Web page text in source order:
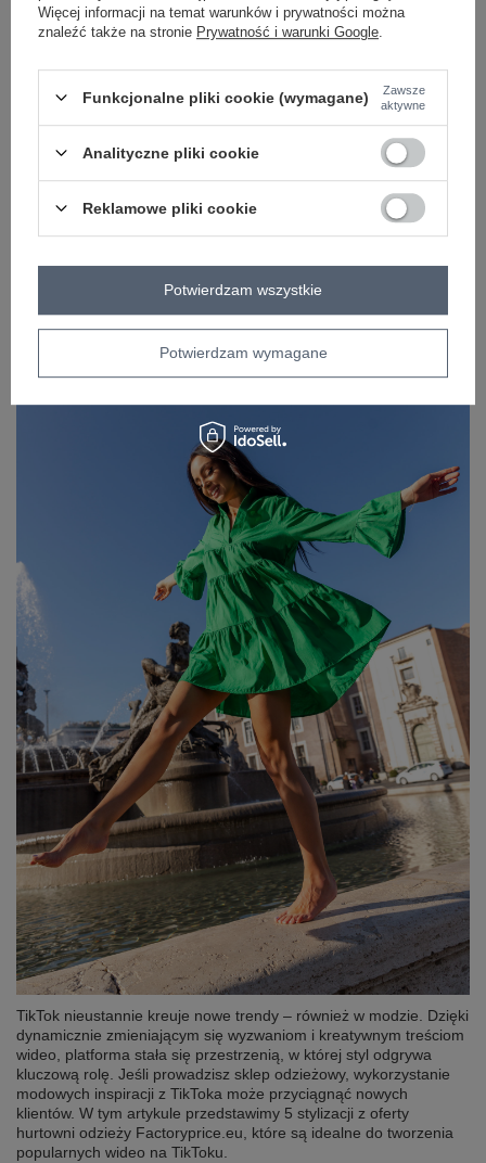
sposób prania
pranie w pralce w 30°C
OPIS PRODUKTU
OPINIE
ZAKŁADKA KOSZTY WYSYŁKI
Z naszego bloga
TikTok Challenge i 5 Stylizacji z Hurtowni Odzieży
TikTok nieustannie kreuje nowe trendy – również w modzie. Dzięki
dynamicznie zmieniającym się wyzwaniom i kreatywnym treściom
wideo, platforma stała się przestrzenią, w której styl odgrywa
kluczową rolę. Jeśli prowadzisz sklep odzieżowy, wykorzystanie
modowych inspiracji z TikToka może przyciągnąć nowych
klientów. W tym artykule przedstawimy 5 stylizacji z oferty
hurtowni odzieży Factoryprice.eu, które są idealne do tworzenia
popularnych wideo na TikToku.
Więcej informacji na temat warunków i prywatności można
znaleźć także na stronie Prywatność i warunki Google
Funkcjonalne pliki cookie (wymagane)
Zawsze
aktywne
Analityczne pliki cookie
Reklamowe pliki cookie
Potwierdzam wymagane
Potwierdzam wszystkie